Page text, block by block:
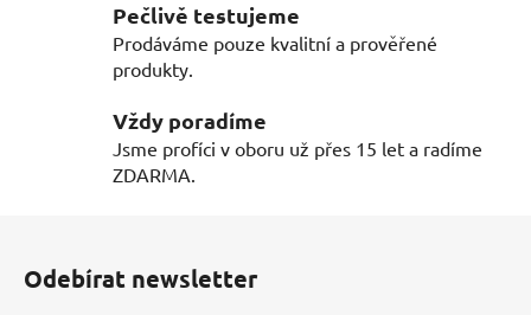
k
y
p
i
Pečlivě testujeme
Prodáváme pouze kvalitní a prověřené
produkty.
Vždy poradíme
Jsme profíci v oboru už přes 15 let a radíme
ZDARMA.
Odebírat newsletter